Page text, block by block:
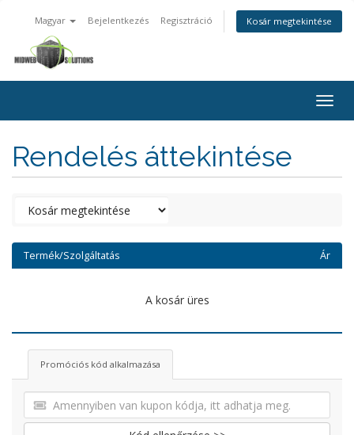
Magyar Bejelentkezés Regisztráció Kosár megtekintése
Rendelés áttekintése
Termék/Szolgáltatás Ár
A kosár üres
Promóciós kód alkalmazása